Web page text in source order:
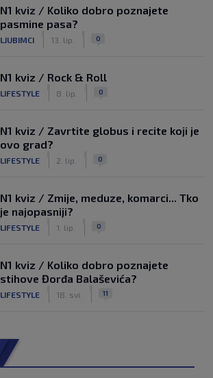
N1 kviz / Koliko dobro poznajete
pasmine pasa?
LJUBIMCI 13. lip. 0
N1 kviz / Rock & Roll
LIFESTYLE 8. lip. 0
N1 kviz / Zavrtite globus i recite koji je
ovo grad?
LIFESTYLE 2. lip. 0
N1 kviz / Zmije, meduze, komarci... Tko
je najopasniji?
LIFESTYLE 1. lip. 0
N1 kviz / Koliko dobro poznajete
stihove Đorđa Balaševića?
LIFESTYLE 18. svi. 11